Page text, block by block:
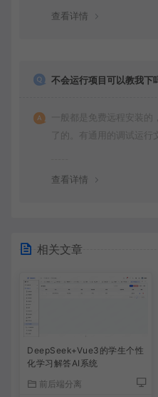
查看详情
不会运行项目可以教我下
一般都是免费远程安装
了的。有通用的调试运行
查看详情
相关文章
DeepSeek+Vue3的学生个性
化学习解答AI系统
前后端分离